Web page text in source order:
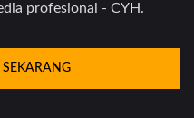
profesional - CYH.
SEKARANG